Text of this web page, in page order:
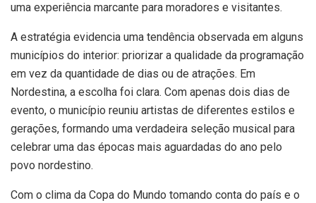
uma experiência marcante para moradores e visitantes.
A estratégia evidencia uma tendência observada em alguns
municípios do interior: priorizar a qualidade da programação
em vez da quantidade de dias ou de atrações. Em
Nordestina, a escolha foi clara. Com apenas dois dias de
evento, o município reuniu artistas de diferentes estilos e
gerações, formando uma verdadeira seleção musical para
celebrar uma das épocas mais aguardadas do ano pelo
povo nordestino.
Com o clima da Copa do Mundo tomando conta do país e o